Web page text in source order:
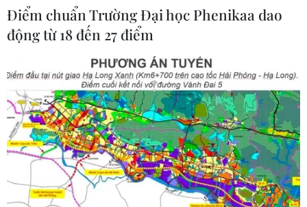
Điểm chuẩn Trường Đại học Phenikaa dao
động từ 18 đến 27 điểm